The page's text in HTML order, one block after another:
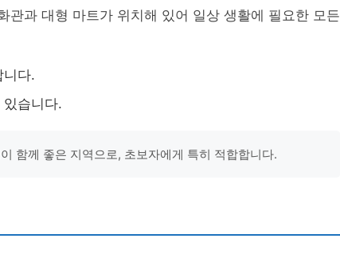
관과 대형 마트가 위치해 있어 일상 생활에 필요한 모든
니다.
습니다.
함께 좋은 지역으로, 초보자에게 특히 적합합니다.